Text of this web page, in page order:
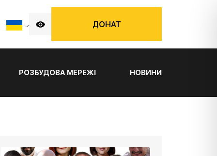
ДОНАТ
РОЗБУДОВА МЕРЕЖІ НОВИНИ